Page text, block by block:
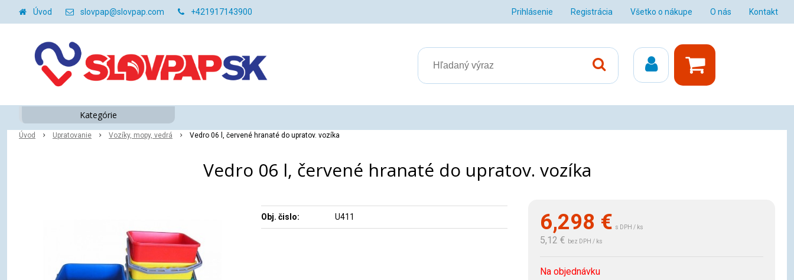
Úvod slovpap@slovpap.com +421917143900 Prihlásenie Registrácia Všetko o nákupe O nás Kontakt
Úvod Upratovanie Vozíky, mopy, vedrá Vedro 06 l, červené hranaté do upratov. vozíka
Vedro 06 l, červené hranaté do upratov. vozíka
6,298 € s DPH / ks
5,12 € bez DPH / ks
Na objednávku
Obj. čislo: U411
Kategórie